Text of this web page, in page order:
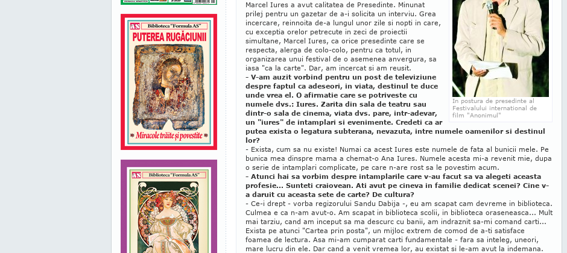
In postura de presedinte al
Festivalului international de
film "Anonimul"
Marcel Iures a avut calitatea de Presedinte. Minunat
prilej pentru un gazetar de a-i solicita un interviu. Grea
incercare, reinnoita de-a lungul unor zile si nopti in care,
cu exceptia orelor petrecute in zeci de proiectii
simultane, Marcel Iures, ca orice presedinte care se
respecta, alerga de colo-colo, pentru ca totul, in
organizarea unui festival de o asemenea anvergura, sa
iasa "ca la carte". Dar, am incercat si am reusit.
- V-am auzit vorbind pentru un post de televiziune
despre faptul ca adeseori, in viata, destinul te duce
unde vrea el. O afirmatie care se potriveste cu
numele dvs.: Iures. Zarita din sala de teatru sau
dintr-o sala de cinema, viata dvs. pare, intr-adevar,
un "iures" de intamplari si evenimente. Credeti ca ar
putea exista o legatura subterana, nevazuta, intre numele oamenilor si destinul
lor?
- Exista, cum sa nu existe! Numai ca acest Iures este numele de fata al bunicii mele. Pe
bunica mea dinspre mama a chemat-o Ana Iures. Numele acesta mi-a revenit mie, dupa
o serie de intamplari complicate, pe care n-are rost sa le povestim acum.
- Atunci hai sa vorbim despre intamplarile care v-au facut sa va alegeti aceasta
profesie... Sunteti craiovean. Ati avut pe cineva in familie dedicat scenei? Cine v-
a daruit cu aceasta sete de carte? De cultura?
- Ce-i drept - vorba regizorului Sandu Dabija -, eu am scapat cam devreme in biblioteca.
Culmea e ca n-am avut-o. Am scapat in biblioteca scolii, in biblioteca oraseneasca... Mult
mai tarziu, cand am inceput sa ma descurc cu banii, am indraznit sa-mi comand carti...
Exista pe atunci "Cartea prin posta", un mijloc extrem de comod de a-ti satisface
foamea de lectura. Asa mi-am cumparat carti fundamentale - fara sa inteleg, uneori,
mare lucru din ele. Dar cand a venit vremea lor, au existat si le-am avut la indemana.